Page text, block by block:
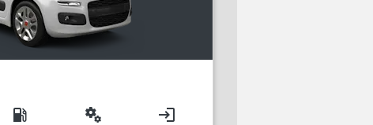
local_gas_station miscellaneous_services login